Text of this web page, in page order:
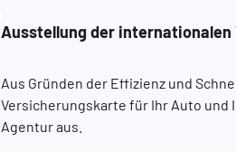
Ausstellung der
Aus Gründen der Effizienz und
Versicherungskarte für Ihr Auto
Agentur aus.